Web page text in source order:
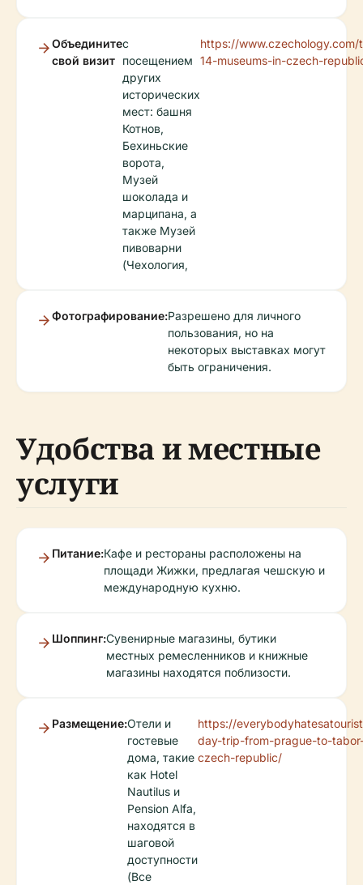
Объедините
свой визит
с
посещением
других
исторических
мест: башня
Котнов,
Бехиньские
ворота,
Музей
шоколада и
марципана, а
также Музей
пивоварни
(Чехология,
https://www.czechology.com/
14-museums-in-czech-
Фотографирование:Разрешено для личного
пользования, но на
некоторых выставках могут
быть ограничения.
Удобства и местные
услуги
Питание:Кафе и рестораны расположены на
площади Жижки, предлагая чешскую и
международную кухню.
Шоппинг:Сувенирные магазины, бутики
местных ремесленников и книжные
магазины находятся поблизости.
Размещение:Отели и
гостевые
дома, такие
как Hotel
Nautilus и
Pension Alfa,
находятся в
шаговой
доступности
(Все
https://
day-trip-from-prague-to-
czech-republic/